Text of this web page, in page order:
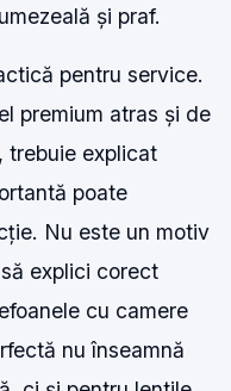
și praf.
pentru service.
premium atras și de
trebuie explicat
poate
Nu este un motiv
explici corect
cu camere
nu înseamnă